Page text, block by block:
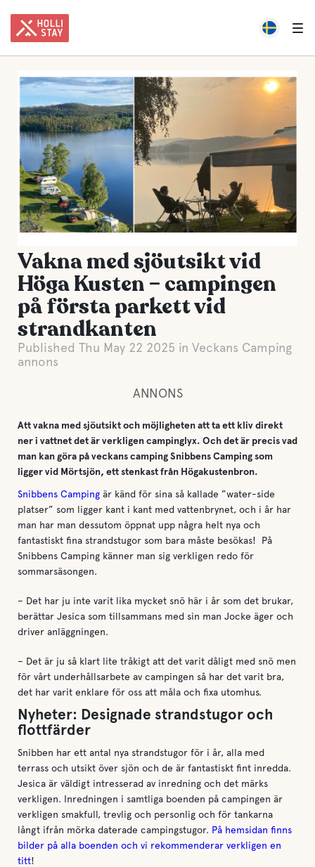
Vakna med sjöutsikt vid
Höga Kusten – campingen
på första parkett vid
strandkanten
Published Thu May 22 2025 in Veckans Camping
annons
ANNONS
Att vakna med sjöutsikt och möjligheten att ta ett kliv direkt
ner i vattnet det är verkligen campinglyx. Och det är precis vad
man kan göra på veckans camping Snibbens Camping som
ligger vid Mörtsjön, ett stenkast från Högakustenbron.
Snibbens Camping är känd för sina så kallade ”water-side
platser” som ligger kant i kant med vattenbrynet, och i år har
man har man dessutom öppnat upp några helt nya och
fantastiskt fina strandstugor som bara måste besökas! På
Snibbens Camping känner man sig verkligen redo för
sommarsäsongen.
– Det har ju inte varit lika mycket snö här i år som det brukar,
berättar Jesica som tillsammans med sin man Jocke äger och
driver anläggningen.
– Det är ju så klart lite tråkigt att det varit dåligt med snö men
för vårt underhållsarbete av campingen så har det varit bra,
det har varit enklare för oss att måla och fixa utomhus.
Nyheter: Designade strandstugor och
flottfärder
Snibben har ett antal nya strandstugor för i år, alla med
terrass och utsikt över sjön och de är fantastiskt fint inredda.
Jesica är väldigt intresserad av inredning och det märks
verkligen. Inredningen i samtliga boenden på campingen är
verkligen smakfull, trevlig och personlig och för tankarna
långt ifrån mörka daterade campingstugor. På hemsidan finns
bilder på alla boenden och vi rekommenderar verkligen en
titt!